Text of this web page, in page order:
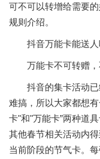
可不可以转增给需要
规则介绍。
抖音万能卡能送人
万能卡不可转赠，
抖音的集卡活动已
难搞，所以大家都想
卡"和"万能卡”两种道
其他春节相关活动内
当前阶段的节气卡。